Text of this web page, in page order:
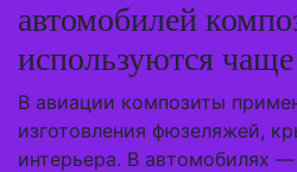
автомобилей
используются чаще
В авиации композиты
изготовления фюзеляжей,
интерьера. В автомобилях